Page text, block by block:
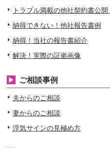
トラブル満載の他社契約書公開
納得できない！他社報告書例
納得！当社の報告書紹介
解決！実際の証拠画像
ご相談事例
夫からのご相談
妻からのご相談
浮気サインの見極め方